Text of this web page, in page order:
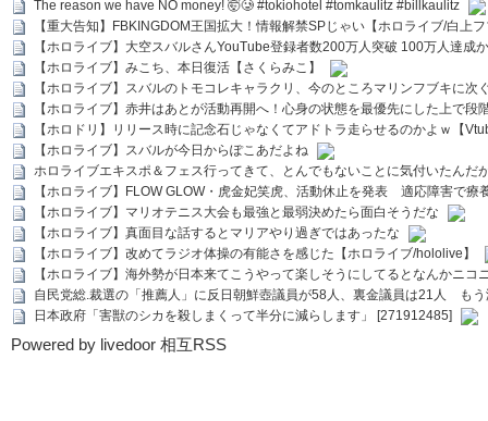
The reason we have NO money! 🤯🥲 #tokiohotel #tomkaulitz #billkaulitz
【重大告知】FBKINGDOM王国拡大！情報解禁SPじゃい【ホロライブ/白上
【ホロライブ】大空スバルさんYouTube登録者数200万人突破 100万人達成
【ホロライブ】みこち、本日復活【さくらみこ】
【ホロライブ】スバルのトモコレキャラクリ、今のところマリンフブキに
【ホロライブ】赤井はあとが活動再開へ！心身の状態を最優先にした上で段
【ホロドリ】リリース時に記念石じゃなくてアドトラ走らせるのかよｗ【
【ホロライブ】スバルが今日からぽこあだよね
ホロライブエキスポ＆フェス行ってきて、とんでもないことに気付いたんだ
【ホロライブ】FLOW GLOW・虎金妃笑虎、活動休止を発表 適応障害で療
【ホロライブ】マリオテニス大会も最強と最弱決めたら面白そうだな
【ホロライブ】真面目な話するとマリアやり過ぎではあったな
【ホロライブ】改めてラジオ体操の有能さを感じた【ホロライブ/hololive】
【ホロライブ】海外勢が日本来てこうやって楽しそうにしてるとなんかニコ
自民党総.裁選の「推薦人」に反日朝鮮壺議員が58人、裏金議員は21人 も
日本政府「害獣のシカを殺しまくって半分に減らします」 [271912485]
Powered by livedoor 相互RSS